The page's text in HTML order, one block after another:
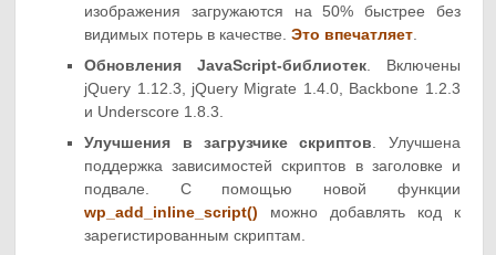
изображения загружаются на 50% быстрее без
видимых потерь в качестве.Это впечатляет
Обновления JavaScript-библиотек . Включены
jQuery 1.12.3, jQuery Migrate 1.4.0, Backbone 1.2.3
и Underscore 1.8.3.
Улучшения в загрузчике скриптов . Улучшена
поддержка зависимостей скриптов в заголовке и
подвале. С помощью новой функции
wp_add_inline_script() можно добавлять код к
зарегистированным скриптам.